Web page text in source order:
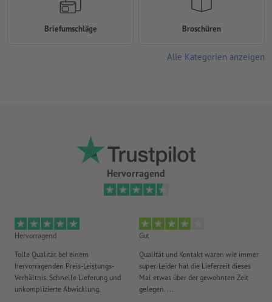
Hervorragend
Hervorragend
Tolle Qualität bei einem
hervorragenden Preis-Leistungs-
Verhältnis. Schnelle Lieferung und
unkomplizierte Abwicklung.
Gut
Qualität und Kontakt waren wie immer
super. Leider hat die Lieferzeit dieses
Mal etwas über der gewohnten Zeit
gelegen. ...
Briefumschläge Broschüren
Alle Kategorien anzeigen